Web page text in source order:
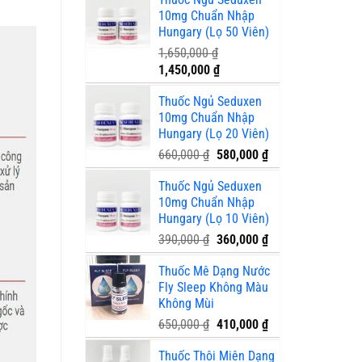
1,660,000 ₫.là:
1,290,000 ₫.
10mg Chuẩn Nhập
Hungary (Lọ 50 Viên)
1,650,000₫
Giá
gốc
là:
1,650,000 ₫.
1,450,000 ₫Giá
hiện
tại
là:
1,450,000 ₫.
Thuốc Ngủ Seduxen
10mg Chuẩn Nhập
Hungary (Lọ 20 Viên)
660,000₫ Giá
gốc
là:
660,000 ₫.
580,000 ₫Giá
hiện
580,000 ₫.
Thuốc Ngủ Seduxen
10mg Chuẩn Nhập
Hungary (Lọ 10 Viên)
390,000₫ Giá
gốc
là:
390,000 ₫.
360,000 ₫Giá
hiện
tại
là:
Thuốc Mê Dạng Nước
Fly Sleep Không Màu
Không Mùi
650,000₫ Giá
gốc
là:
410,000 ₫Giá
hiện
tại
Thuốc Thôi Miên Dạng